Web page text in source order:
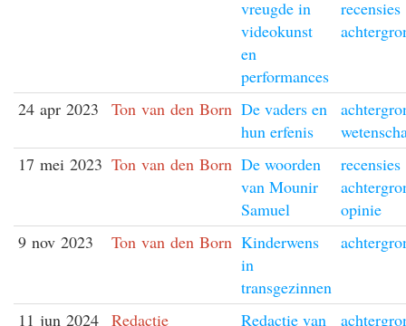
vreugde in
videokunst
en
performances
recensies
24 apr 2023 Ton van den Born De vaders en
hun erfenis
17 mei 2023 Ton van den Born De woorden
van Mounir
Samuel
recensies
opinie
9 nov 2023
Ton van den Born Kinderwens
in
transgezinnen
11 jun 2024 Redactie Redactie van